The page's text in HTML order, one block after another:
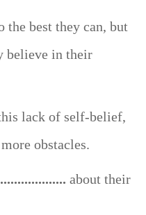
the best they can, but
believe in their
lack of self-belief,
obstacles.
about their